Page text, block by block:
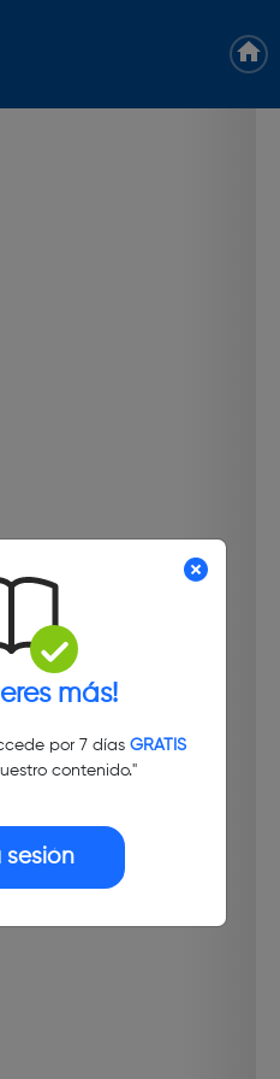
más!
por 7 días GRATIS
contenido."
sesión